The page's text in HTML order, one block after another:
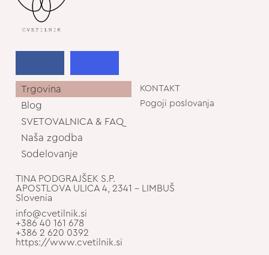
Trgovina
Blog
SVETOVALNICA & FAQ
Naša zgodba
Sodelovanje
KONTAKT
Pogoji poslovanja
TINA PODGRAJŠEK S.P.
APOSTLOVA ULICA 4, 2341 - LIMBUŠ
Slovenia
info@cvetilnik.si
+386 40 161 678
+386 2 620 0392
https://www.cvetilnik.si